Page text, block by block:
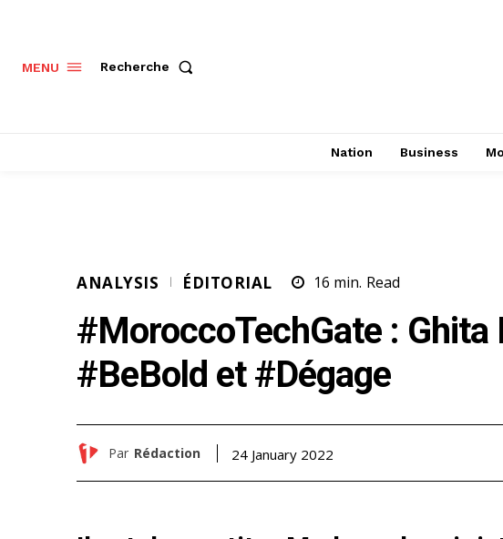
MENU Recherche
Nation Business
ANALYSIS ÉDITORIAL 16 min. Read
#MoroccoTechGate : Ghita
#BeBold et #Dégage
Par Rédaction 24 January 2022